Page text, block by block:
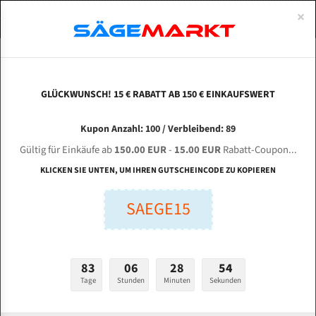
KASTO SBL 380 U für 5232 mm Bi-Metall
Bandsägeblätter
Länge (mm):
Stärken + Zahnteilung:
mm
ABOUTS
ENGLISH
Bi-Metall Meterware
Fleischerei Bandsägeblätter
Bandmesser Glatt Meterware
Konvex Meterware
×
GLÜCKWUNSCH! 15 € RABATT AB 150 € EINKAUFSWERT
Kupon Anzahl: 100 / Verbleibend: 89
Gültig für Einkäufe ab150.00 EUR- 15.00 EURRabatt-Coupon...
KLICKEN SIE UNTEN, UM IHREN GUTSCHEINCODE ZU KOPIEREN
SAEGE15
83
Tage
06
Stunden
28
Minuten
53
Sekunden